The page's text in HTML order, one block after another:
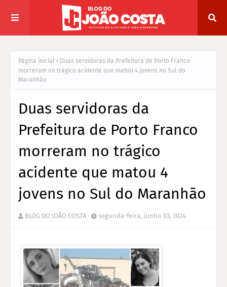
Página inicial
Duas servidoras da Prefeitura de Porto Franco
morreram no trágico acidente que matou 4 jovens no Sul do
Maranhão
Duas servidoras da
Prefeitura de Porto Franco
morreram no trágico
acidente que matou 4
jovens no Sul do Maranhão
BLOG DO JOÃO COSTA segunda-feira, junho 03, 2024